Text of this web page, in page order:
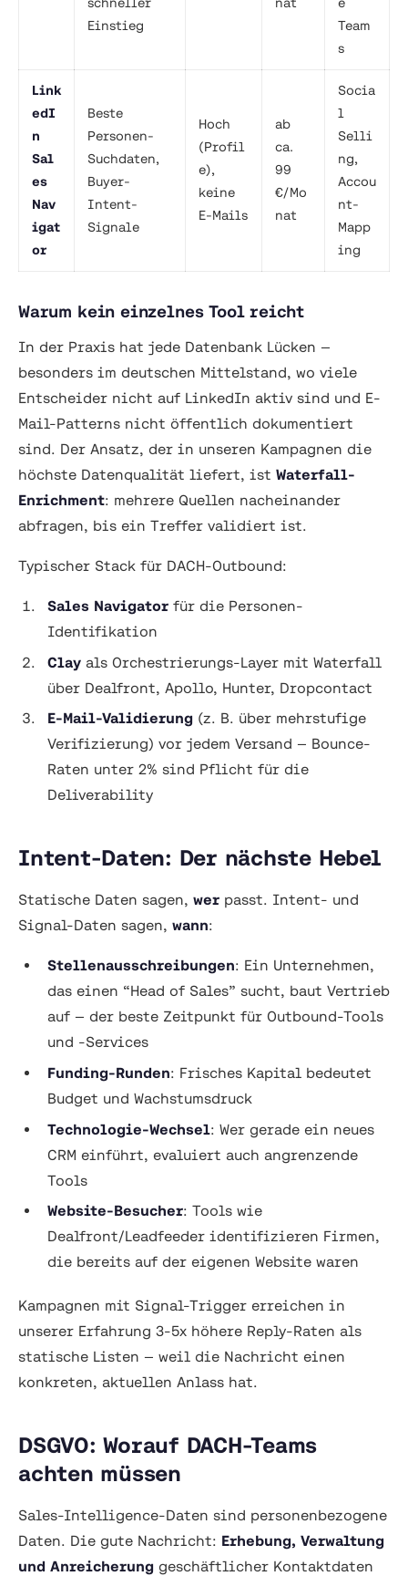
Einstieg
Team
s
Link
edI
n
Sal
es
Nav
igat
or
Beste
Personen-
Suchdaten,
Buyer-
Intent-
Signale
Hoch
(Profil
e),
keine
E-Mails
ab
ca.
99
€/Mo
nat
Socia
l
Selli
ng,
Accou
nt-
Mapp
ing
Warum kein einzelnes Tool reicht
In der Praxis hat jede Datenbank Lücken —
besonders im deutschen Mittelstand, wo viele
Entscheider nicht auf LinkedIn aktiv sind und E-
Mail-Patterns nicht öffentlich dokumentiert
sind. Der Ansatz, der in unseren Kampagnen die
höchste Datenqualität liefert, ist Waterfall-
Enrichment: mehrere Quellen nacheinander
abfragen, bis ein Treffer validiert ist.
Typischer Stack für DACH-Outbound:
Sales Navigator für die Personen-
Identifikation
Clay als Orchestrierungs-Layer mit Waterfall
über Dealfront, Apollo, Hunter, Dropcontact
E-Mail-Validierung (z. B. über mehrstufige
Verifizierung) vor jedem Versand — Bounce-
Raten unter 2% sind Pflicht für die
Deliverability
Intent-Daten: Der nächste Hebel
Statische Daten sagen, wer passt. Intent- und
Signal-Daten sagen, wann:
Stellenausschreibungen: Ein Unternehmen,
das einen “Head of Sales” sucht, baut Vertrieb
auf — der beste Zeitpunkt für Outbound-Tools
und -Services
Funding-Runden: Frisches Kapital bedeutet
Budget und Wachstumsdruck
Technologie-Wechsel: Wer gerade ein neues
CRM einführt, evaluiert auch angrenzende
Tools
Website-Besucher: Tools wie
Dealfront/Leadfeeder identifizieren Firmen,
die bereits auf der eigenen Website waren
Kampagnen mit Signal-Trigger erreichen in
unserer Erfahrung 3-5x höhere Reply-Raten als
statische Listen — weil die Nachricht einen
konkreten, aktuellen Anlass hat.
DSGVO: Worauf DACH-Teams
achten müssen
Sales-Intelligence-Daten sind personenbezogene
Daten. Die gute Nachricht: Erhebung, Verwaltung
und Anreicherung geschäftlicher Kontaktdaten